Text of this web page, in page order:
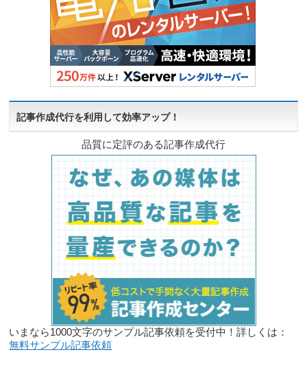
記事作成代行を利用して効率アップ！
品質に定評のある記事作成代行
いまなら1000文字のサンプル記事依頼を受付中！詳しくは：
無料サンプル記事依頼